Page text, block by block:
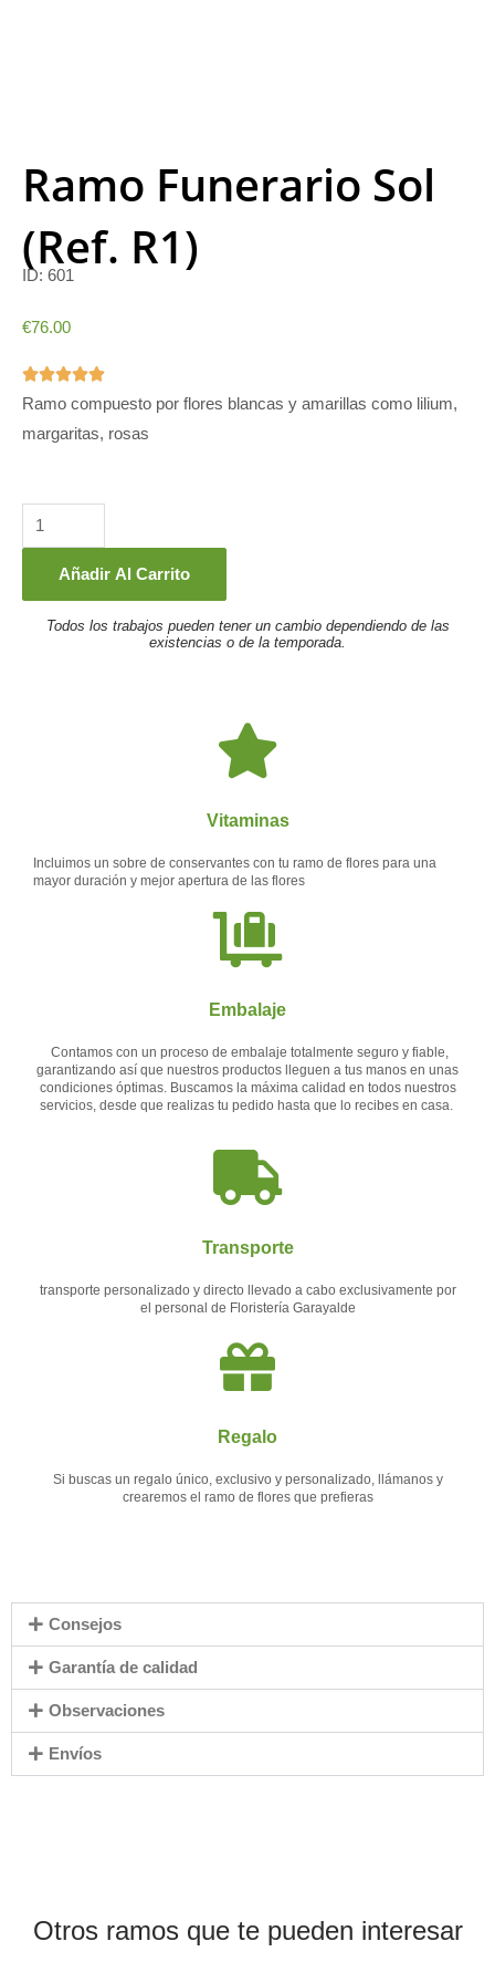
Ramo Funerario Sol
(Ref. R1)
ID: 601
€76.00
5/5
Ramo compuesto por flores blancas y amarillas como lilium,
margaritas, rosas
Funerario
R1)
cantidad
Añadir Al Carrito
Todos los trabajos pueden tener un cambio dependiendo de las
existencias o de la temporada.
Vitaminas
Incluimos un sobre de conservantes con tu ramo de flores para una
mayor duración y mejor apertura de las flores
Embalaje
Contamos con un proceso de embalaje totalmente seguro y fiable,
garantizando así que nuestros productos lleguen a tus manos en unas
condiciones óptimas. Buscamos la máxima calidad en todos nuestros
servicios, desde que realizas tu pedido hasta que lo recibes en casa.
Transporte
transporte personalizado y directo llevado a cabo exclusivamente por
el personal de Floristería Garayalde
Regalo
Si buscas un regalo único, exclusivo y personalizado, llámanos y
crearemos el ramo de flores que prefieras
Consejos
Garantía de calidad
Observaciones
Envíos
Otros ramos que te pueden interesar